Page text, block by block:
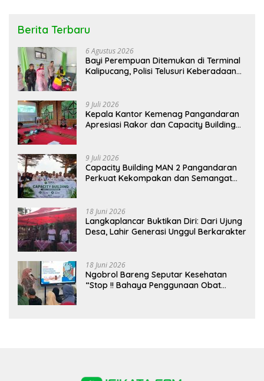
Berita Terbaru
6 Agustus 2026
Bayi Perempuan Ditemukan di Terminal
Kalipucang, Polisi Telusuri Keberadaan
9 Juli 2026
Kepala Kantor Kemenag Pangandaran
Apresiasi Rakor dan Capacity Building
9 Juli 2026
Capacity Building MAN 2 Pangandaran
Perkuat Kekompakan dan Semangat
18 Juni 2026
Langkaplancar Buktikan Diri: Dari Ujung
Desa, Lahir Generasi Unggul Berkarakter
18 Juni 2026
Ngobrol Bareng Seputar Kesehatan
“Stop !! Bahaya Penggunaan Obat